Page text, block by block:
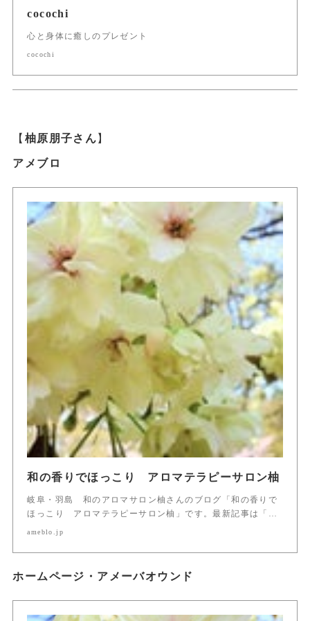
cocochi
心と身体に癒しのプレゼント
cocochi
【 柚原朋子さん 】
アメブロ
和の香りでほっこり アロマテラピーサロン柚
岐阜・羽島 和のアロマサロン柚さんのブログ「和の香りで
ほっこり アロマテラピーサロン柚」です。最新記事は「…
ameblo.jp
ホームページ・アメーバオウンド